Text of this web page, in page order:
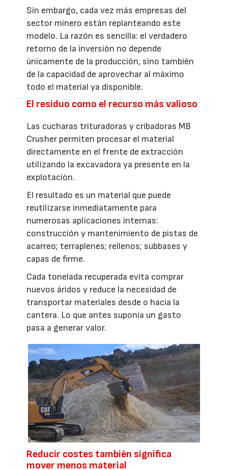
Sin embargo, cada vez más empresas del
sector minero están replanteando este
modelo. La razón es sencilla: el verdadero
retorno de la inversión no depende
únicamente de la producción, sino también
de la capacidad de aprovechar al máximo
todo el material ya disponible.
El residuo como el recurso más valioso
Las cucharas trituradoras y cribadoras MB
Crusher permiten procesar el material
directamente en el frente de extracción
utilizando la excavadora ya presente en la
explotación.
El resultado es un material que puede
reutilizarse inmediatamente para
numerosas aplicaciones internas:
construcción y mantenimiento de pistas de
acarreo; terraplenes; rellenos; subbases y
capas de firme.
Cada tonelada recuperada evita comprar
nuevos áridos y reduce la necesidad de
transportar materiales desde o hacia la
cantera. Lo que antes suponía un gasto
pasa a generar valor.
Reducir costes también significa
mover menos material